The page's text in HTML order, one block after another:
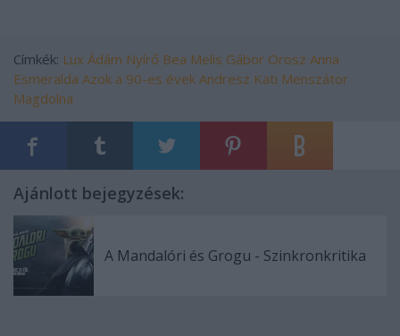
Címkék: Lux Ádám Nyírő Bea Melis Gábor Orosz Anna
Esmeralda Azok a 90-es évek Andresz Kati Menszátor
Magdolna
Ajánlott bejegyzések:
A Mandalóri és Grogu - Szinkronkritika